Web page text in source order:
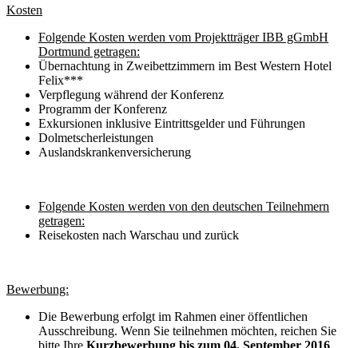
Kosten
Folgende Kosten werden vom Projektträger IBB gGmbH
Dortmund getragen:
Übernachtung in Zweibettzimmern im Best Western Hotel
Felix***
Verpflegung während der Konferenz
Programm der Konferenz
Exkursionen inklusive Eintrittsgelder und Führungen
Dolmetscherleistungen
Auslandskrankenversicherung
Folgende Kosten werden von den deutschen Teilnehmern
getragen:
Reisekosten nach Warschau und zurück
Bewerbung:
Die Bewerbung erfolgt im Rahmen einer öffentlichen
Ausschreibung. Wenn Sie teilnehmen möchten, reichen Sie
bitte Ihre Kurzbewerbung bis zum 04. September 2016